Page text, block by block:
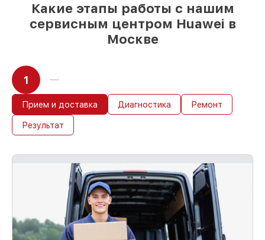
Какие этапы работы с нашим
сервисным центром Huawei в
Москве
1
Прием и доставка Диагностика Ремонт
Результат